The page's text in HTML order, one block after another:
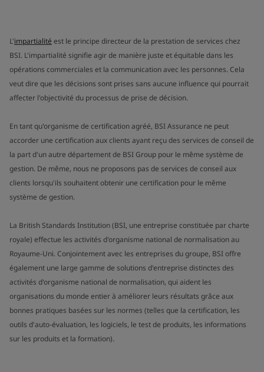
L'impartialité est le principe directeur de la prestation de services chez
BSI. L'impartialité signifie agir de manière juste et équitable dans les
opérations commerciales et la communication avec les personnes. Cela
veut dire que les décisions sont prises sans aucune influence qui pourrait
affecter l'objectivité du processus de prise de décision.
En tant qu'organisme de certification agréé, BSI Assurance ne peut
accorder une certification aux clients ayant reçu des services de conseil de
la part d'un autre département de BSI Group pour le même système de
gestion. De même, nous ne proposons pas de services de conseil aux
clients lorsqu'ils souhaitent obtenir une certification pour le même
système de gestion.
La British Standards Institution (BSI, une entreprise constituée par charte
royale) effectue les activités d'organisme national de normalisation au
Royaume-Uni. Conjointement avec les entreprises du groupe, BSI offre
également une large gamme de solutions d'entreprise distinctes des
activités d'organisme national de normalisation, qui aident les
organisations du monde entier à améliorer leurs résultats grâce aux
bonnes pratiques basées sur les normes (telles que la certification, les
outils d'auto-évaluation, les logiciels, le test de produits, les informations
sur les produits et la formation).